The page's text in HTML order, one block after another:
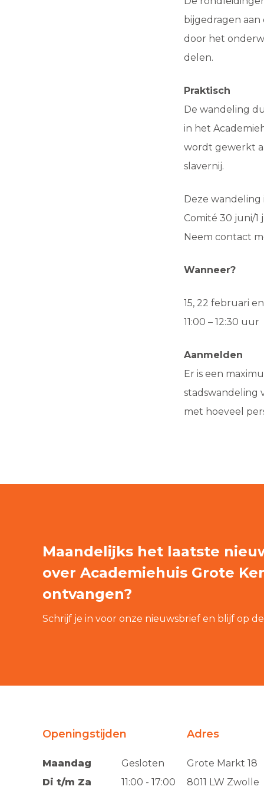
bijgedragen
door het
delen.
Praktisch
De wandeling
in het
wordt gewerkt
slavernij.
Deze wandeling
Comité 30 juni/1
Neem contact
Wanneer?
15, 22 februari
11:00 – 12:30 uur
Aanmelden
Er is een
stadswandeling
met hoeveel
Maandelijks het laatste
over Academiehuis Grote
ontvangen?
Schrijf je in voor onze nieuwsbrief en blijf op
Openingstijden
Maandag
Di t/m Za
Gesloten
11:00 - 17:00
Adres
Grote Markt 18
8011 LW Zwolle